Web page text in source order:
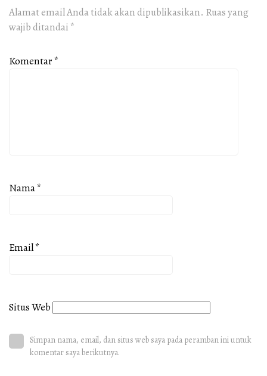
Alamat email Anda tidak akan dipublikasikan. Ruas yang
wajib ditandai *
Komentar*
Nama*
Email*
Situs Web
Simpan nama, email, dan situs web saya pada peramban ini untuk
komentar saya berikutnya.